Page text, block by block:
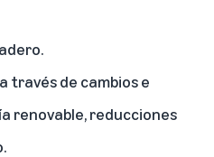
través de cambios e
renovable, reducciones